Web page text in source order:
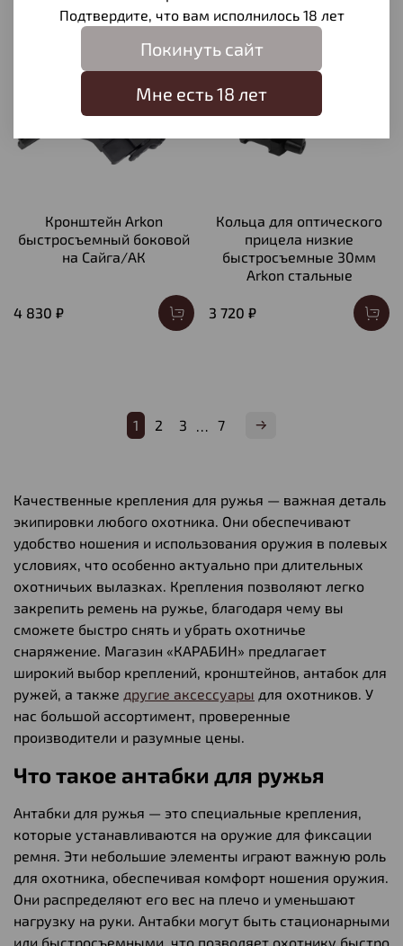
Кронштейн Arkon
быстросъемный боковой
на Сайга/АК
4 830 ₽
Кольца для оптического
прицела низкие
быстросъемные 30мм
Arkon стальные
3 720 ₽
1 2 3 … 7
Качественные крепления для ружья — важная деталь
экипировки любого охотника. Они обеспечивают
удобство ношения и использования оружия в полевых
условиях, что особенно актуально при длительных
охотничьих вылазках. Крепления позволяют легко
закрепить ремень на ружье, благодаря чему вы
сможете быстро снять и убрать охотничье
снаряжение. Магазин «КАРАБИН» предлагает
широкий выбор креплений, кронштейнов, антабок для
ружей, а также другие аксессуары для охотников. У
нас большой ассортимент, проверенные
производители и разумные цены.
Что такое антабки для ружья
Антабки для ружья — это специальные крепления,
которые устанавливаются на оружие для фиксации
ремня. Эти небольшие элементы играют важную роль
для охотника, обеспечивая комфорт ношения оружия.
Они распределяют его вес на плечо и уменьшают
нагрузку на руки. Антабки могут быть стационарными
или быстросъемными, что позволяет охотнику быстро
Подтвердите, что вам исполнилось 18 лет
Покинуть сайт
Мне есть 18 лет